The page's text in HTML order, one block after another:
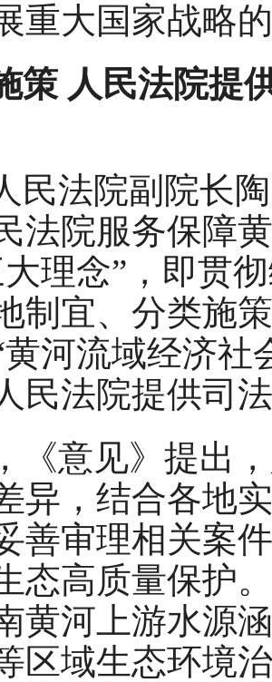
重大国家战略
策 人民法院提
民法院副院长
法院服务保障
大理念”，即贯
制宜、分类施
河流域经济社
民法院提供司
《意见》提出
异，结合各地
善审理相关案
态高质量保护
黄河上游水源
区域生态环境